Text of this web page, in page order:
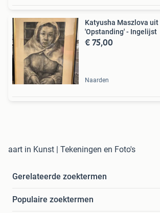
Katyusha Maszlova uit
'Opstanding' - Ingelijst
€ 75,00
Naarden
aart in Kunst | Tekeningen en Foto's
Gerelateerde zoektermen
Populaire zoektermen